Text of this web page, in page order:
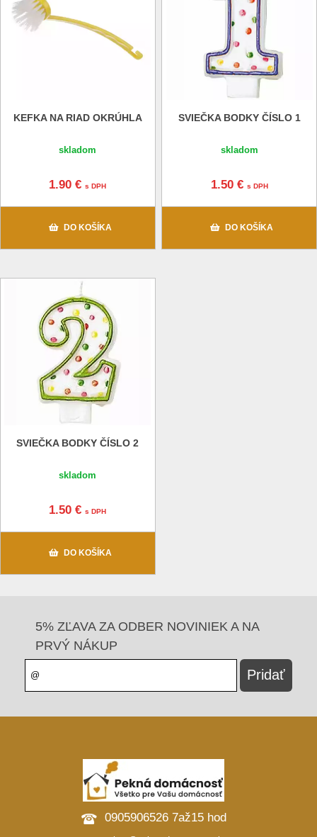
KEFKA NA RIAD OKRÚHLA
skladom
1.90 €s DPH
DO KOŠÍKA
SVIEČKA BODKY ČÍSLO 1
skladom
1.50 € s DPH
DO KOŠÍKA
SVIEČKA BODKY ČÍSLO 2
skladom
1.50 €s DPH
DO KOŠÍKA
5% ZĽAVA ZA ODBER NOVINIEK A NA
PRVÝ NÁKUP
0905906526 7až15 hod